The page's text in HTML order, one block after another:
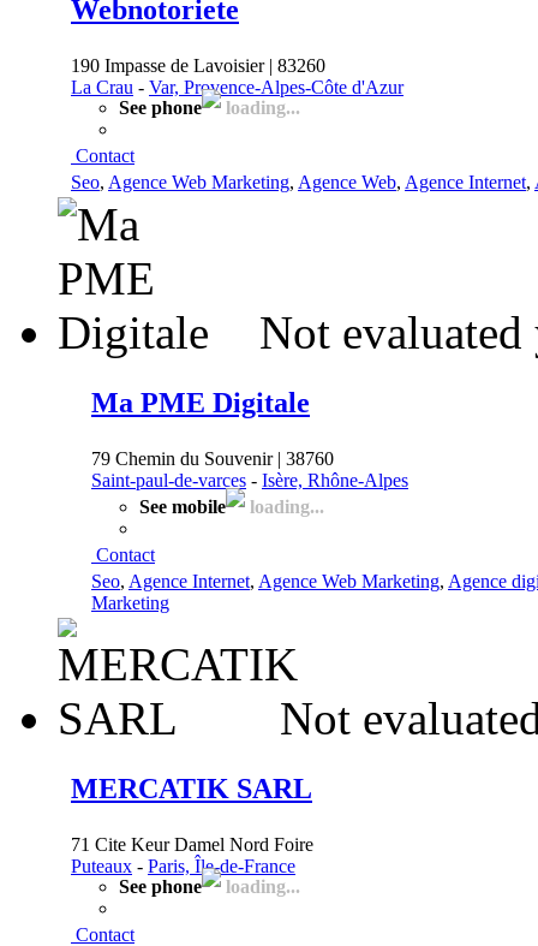
Webnotoriete
190 Impasse de Lavoisier | 83260
La Crau - Var, Provence-Alpes-Côte d'Azur
See phone
loading...
Contact
Seo, Agence Web Marketing, Agence Web, Agence Internet,
Not evaluated
Ma PME Digitale
79 Chemin du Souvenir | 38760
Saint-paul-de-varces - Isère, Rhône-Alpes
See mobile
loading...
Contact
Seo, Agence Internet, Agence Web Marketing, Agence
Marketing
Not
MERCATIK SARL
71 Cite Keur Damel Nord Foire
Puteaux - Paris, Île-de-France
See phone
loading...
Contact